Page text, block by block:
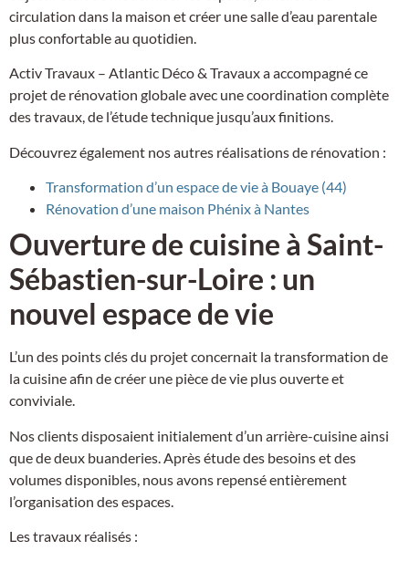
circulation dans la maison et créer une salle d’eau parentale
plus confortable au quotidien.
Activ Travaux – Atlantic Déco & Travaux a accompagné ce
projet de rénovation globale avec une coordination complète
des travaux, de l’étude technique jusqu’aux finitions.
Découvrez également nos autres réalisations de rénovation :
Transformation d’un espace de vie à Bouaye (44)
Rénovation d’une maison Phénix à Nantes
Ouverture de cuisine à Saint-
Sébastien-sur-Loire : un
nouvel espace de vie
L’un des points clés du projet concernait la transformation de
la cuisine afin de créer une pièce de vie plus ouverte et
conviviale.
Nos clients disposaient initialement d’un arrière-cuisine ainsi
que de deux buanderies. Après étude des besoins et des
volumes disponibles, nous avons repensé entièrement
l’organisation des espaces.
Les travaux réalisés :